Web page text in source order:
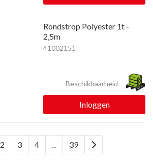
Rondstrop Polyester 1t -
2,5m
41002151
Beschikbaarheid
Inloggen
2 3 4 ... 39